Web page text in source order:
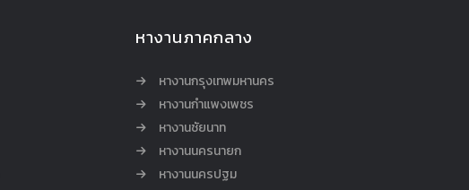
หางานภาคกลาง
หางานกรุงเทพมหานคร
หางานกำแพงเพชร
หางานชัยนาท
หางานนครนายก
หางานนครปฐม